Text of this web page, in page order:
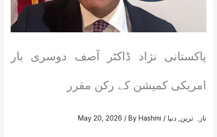
پاکستانی نژاد ڈاکٹر آصف دوسری بار
امریکی کمیشن کے رکن مقرر
تازہ ترین دنیا /
May 20, 2026 / ByHashmi